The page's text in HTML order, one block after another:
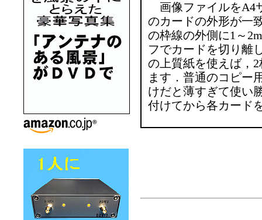
画像ファイルをA4
のカードの外形が一
の枠線の外側に1～
フでカードを切り
の上質紙を使えば，
ます．普通のコピー
けだと薄すぎて使い
付けてから各カード